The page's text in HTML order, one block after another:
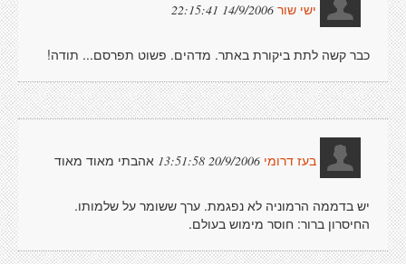
ישי שור 14/9/2006 22:15:41
כבר קשה לתת ביקורת באתר. מדהים. פשוט תפרסם... תודה!
בעז דרומי 20/9/2006 13:51:58 אהבתי מאוד מאוד
יש בדממה הרמוניה לא נפגמת. ערך ששומר על שלמותו.
החיסרון ברור: חוסר מימוש בעולם.